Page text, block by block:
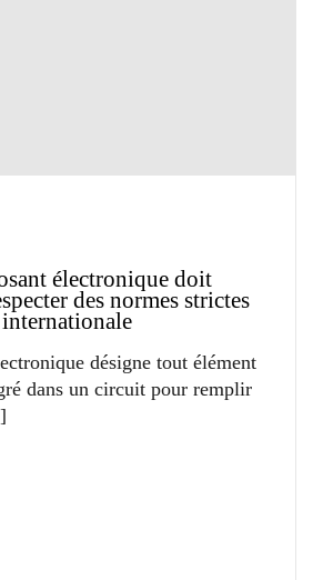
électronique doit
des normes strictes
désigne tout élément
dans un circuit pour remplir